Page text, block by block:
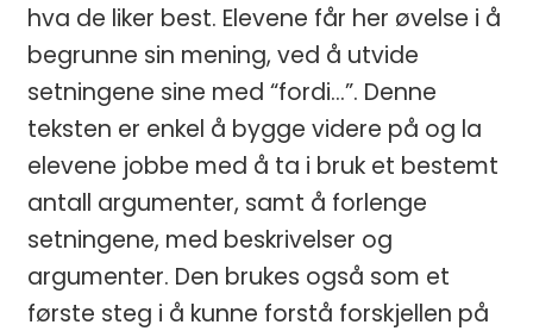
hva de liker best. Elevene får her øvelse i å
begrunne sin mening, ved å utvide
setningene sine med “fordi…”. Denne
teksten er enkel å bygge videre på og la
elevene jobbe med å ta i bruk et bestemt
antall argumenter, samt å forlenge
setningene, med beskrivelser og
argumenter. Den brukes også som et
første steg i å kunne forstå forskjellen på